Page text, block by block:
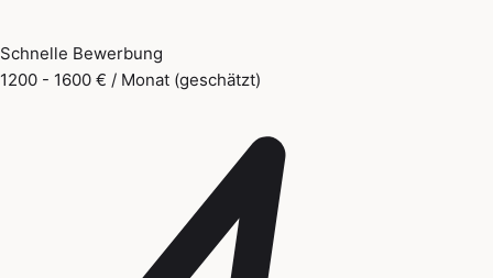
Schnelle Bewerbung
1200 - 1600 € / Monat (geschätzt)